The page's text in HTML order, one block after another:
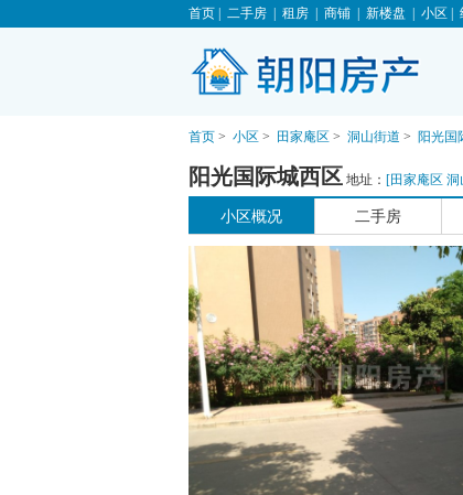
首页| 二手房| 租房| 商铺| 新楼盘 小区
首页> 小区 > 田家庵区 > 洞山街道 > 阳光国
阳光国际城西区地址： [田家庵区 洞
小区概况 二手房